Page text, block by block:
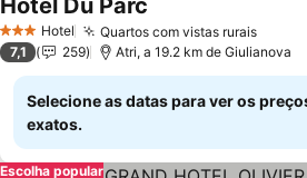
3 EstrelasHotel Quartos com vistas rurais
Hotel Du Parc
7,1 259 Atri, a 19.2 km de Giulianova
Selecione as datas para ver os
exatos.
Escolha popular